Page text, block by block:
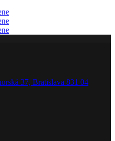
37, Bratislava 831 04